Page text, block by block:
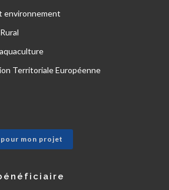
environnement
Territoriale Européenne
mon projet